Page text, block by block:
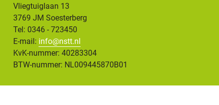
Vliegtuiglaan 13
3769 JM Soesterberg
Tel: 0346 - 723450
E-mail: info@nstt.nl
KvK-nummer: 40283304
BTW-nummer: NL009445870B01